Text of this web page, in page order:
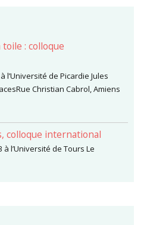
: colloque
l’Université de Picardie Jules
Christian Cabrol, Amiens
colloque international
l’Université de Tours Le